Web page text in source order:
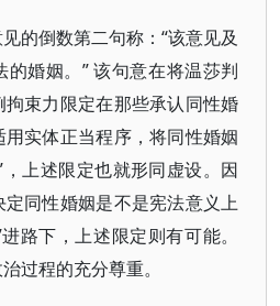
的倒数第二句称：“该意见及
婚姻。” 该句意在将温莎判
束力限定在那些承认同性婚
实体正当程序，将同性婚姻
上述限定也就形同虚设。因
同性婚姻是不是宪法意义上
路下，上述限定则有可能。
过程的充分尊重。